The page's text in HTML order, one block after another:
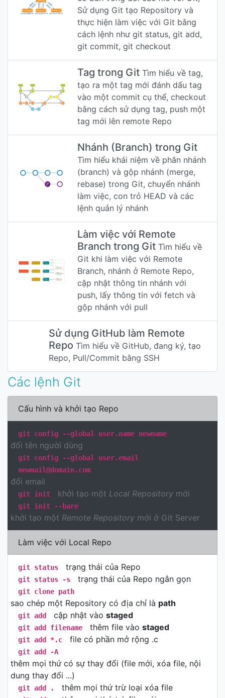
Sử dụng Git tạo Repository và
thực hiện làm việc với Git bằng
cách lệnh như git status, git add,
git commit, git checkout
Tag trong Git Tìm hiểu về tag,
tạo ra một tag mới đánh dấu tag
vào một commit cụ thể, checkout
bằng cách sử dụng tag, push một
tag mới lên remote Repo
Nhánh (Branch) trong Git
Tìm hiểu khái niệm về phân nhánh
(branch) và gộp nhánh (merge,
rebase) trong Git, chuyển nhánh
làm việc, con trỏ HEAD và các
lệnh quản lý nhánh
Làm việc với Remote
Branch trong Git Tìm hiểu về
Git khi làm việc với Remote
Branch, nhánh ở Remote Repo,
cập nhật thông tin nhánh với
push, lấy thông tin với fetch và
gộp nhánh với pull
Sử dụng GitHub làm Remote
Repo Tìm hiểu về GitHub, đang ký, tạo
Repo, Pull/Commit bằng SSH
Các lệnh Git
Cấu hình và khởi tạo Repo
git config --global user.name newname
đổi tên người dùng
git config --global user.email
newmail@domain.com
đổi email
git init khởi tạo một Local Repository mới
git init --bare
khởi tạo một Remote Repository mới ở Git Server
Làm việc với Local Repo
git status trạng thái của Repo
git status -s trạng thái của Repo ngắn gọn
git clone path
sao chép một Repository có địa chỉ là path
git add cập nhật vào staged
git add filename thêm file vào staged
git add *.c file có phần mở rộng .c
git add -A
thêm mọi thứ có sự thay đổi (file mới, xóa file, nội
dung thay đổi ...)
git add . thêm mọi thứ trừ loại xóa file